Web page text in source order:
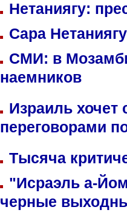
Нетаниягу:
Сара
СМИ: в
наемников
Израиль хочет
переговорами
Тысяча
"Исраэль а-
черные